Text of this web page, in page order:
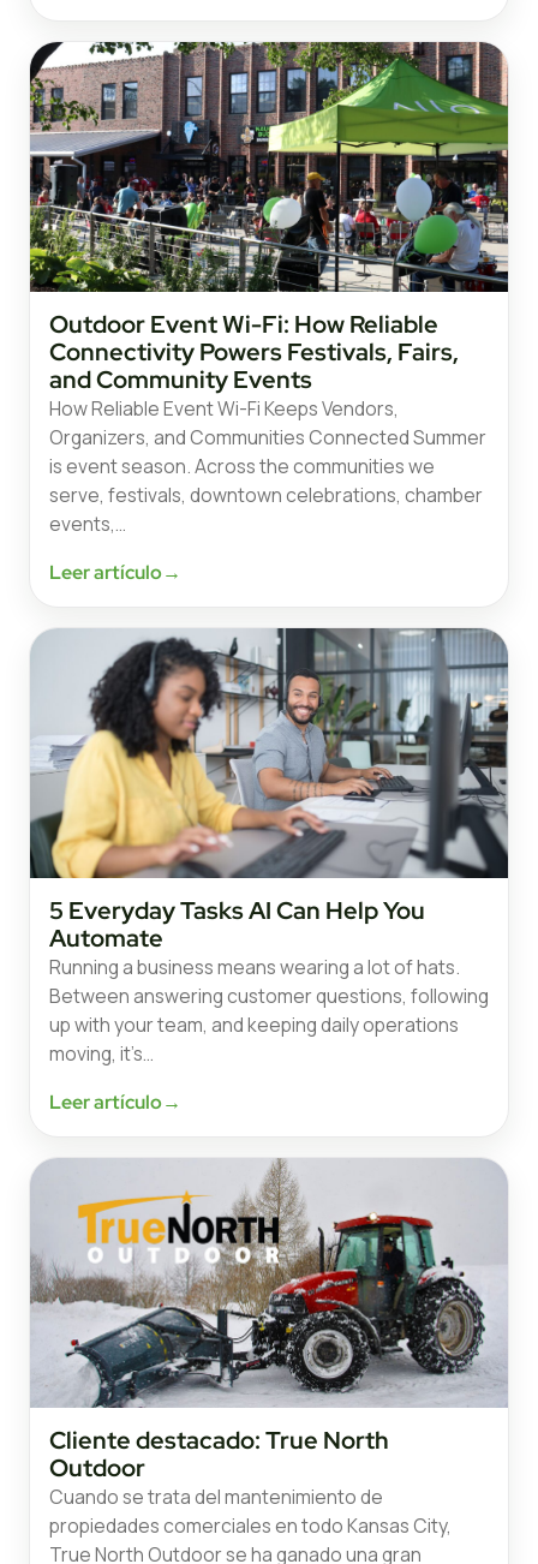
Outdoor Event Wi-Fi: How Reliable
Connectivity Powers Festivals, Fairs,
and Community Events
How Reliable Event Wi-Fi Keeps Vendors,
Organizers, and Communities Connected Summer
is event season. Across the communities we
serve, festivals, downtown celebrations, chamber
events,…
Leer artículo→
5 Everyday Tasks AI Can Help You
Automate
Running a business means wearing a lot of hats.
Between answering customer questions, following
up with your team, and keeping daily operations
moving, it’s…
Leer artículo→
Cliente destacado: True North
Outdoor
Cuando se trata del mantenimiento de
propiedades comerciales en todo Kansas City,
True North Outdoor se ha ganado una gran